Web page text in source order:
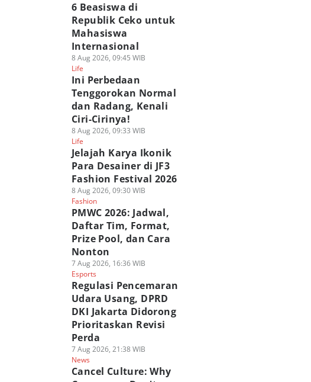
6 Beasiswa di
Republik Ceko untuk
Mahasiswa
Internasional
8 Aug 2026, 09:45 WIB
Life
Ini Perbedaan
Tenggorokan Normal
dan Radang, Kenali
Ciri-Cirinya!
8 Aug 2026, 09:33 WIB
Life
Jelajah Karya Ikonik
Para Desainer di JF3
Fashion Festival 2026
8 Aug 2026, 09:30 WIB
Fashion
PMWC 2026: Jadwal,
Daftar Tim, Format,
Prize Pool, dan Cara
Nonton
7 Aug 2026, 16:36 WIB
Esports
Regulasi Pencemaran
Udara Usang, DPRD
DKI Jakarta Didorong
Prioritaskan Revisi
Perda
7 Aug 2026, 21:38 WIB
News
Cancel Culture: Why